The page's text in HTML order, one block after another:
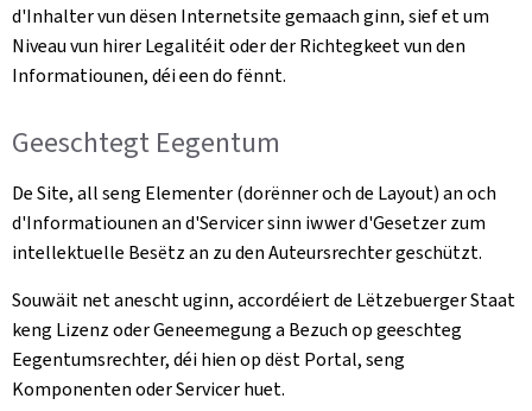
d'Inhalter vun dësen Internetsite gemaach ginn, sief et um
Niveau vun hirer Legalitéit oder der Richtegkeet vun den
Informatiounen, déi een do fënnt.
Geeschtegt Eegentum
De Site, all seng Elementer (dorënner och de Layout) an och
d'Informatiounen an d'Servicer sinn iwwer d'Gesetzer zum
intellektuelle Besëtz an zu den Auteursrechter geschützt.
Souwäit net anescht uginn, accordéiert de Lëtzebuerger Staat
keng Lizenz oder Geneemegung a Bezuch op geeschteg
Eegentumsrechter, déi hien op dëst Portal, seng
Komponenten oder Servicer huet.